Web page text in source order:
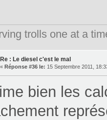
trolls one at a
Re : Le diesel c'est le mal
« Réponse #36 le: 15 Septembre 2011,
bien les